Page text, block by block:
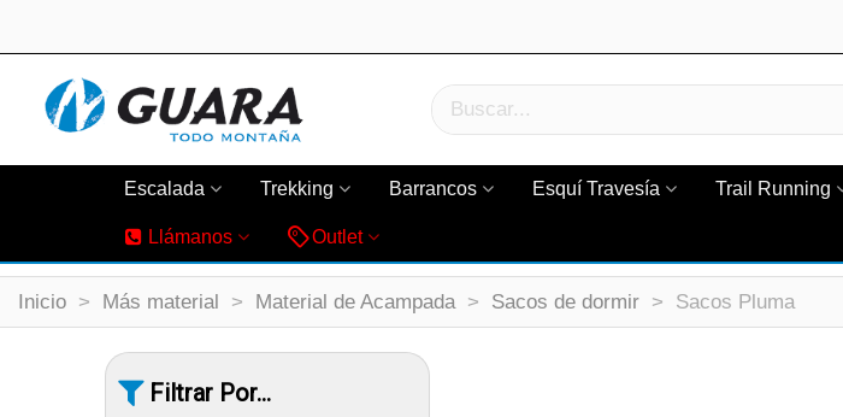
Escalada Trekking Barrancos Esquí Travesía Trail Running
Llámanos Outlet
Inicio > Más material > Material de Acampada > Sacos de dormir > Sacos Pluma
Filtrar Por...